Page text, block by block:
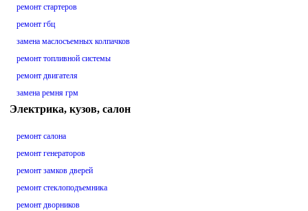
ремонт стартеров
ремонт гбц
замена маслосъемных колпачков
ремонт топливной системы
ремонт двигателя
замена ремня грм
Электрика, кузов, салон
ремонт салона
ремонт генераторов
ремонт замков дверей
ремонт стеклоподъемника
ремонт дворников